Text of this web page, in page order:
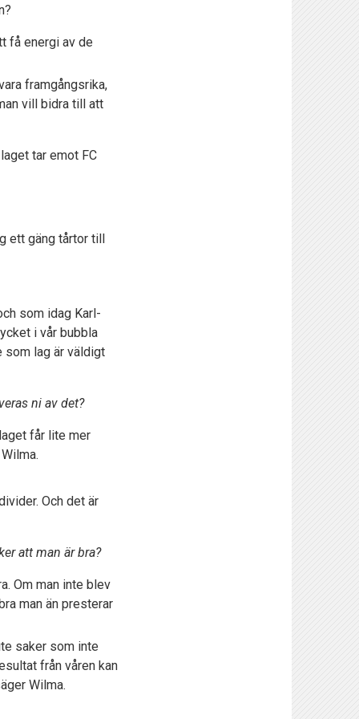
få energi av de
framgångsrika,
vill bidra till att
tar emot FC
ett gäng tårtor till
som idag Karl-
i vår bubbla
som lag är väldigt
ni av det?
får lite mer
Och det är
att man är bra?
Om man inte blev
man än presterar
saker som inte
från våren kan
Wilma.